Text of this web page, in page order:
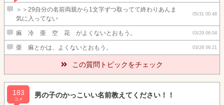
＞＞29自分の名前両親から1文字ずつ取ってて終わりあんま
気に入ってない
05/31 00:48
痳 冷 亜 空 花 がよくないとおもう。 03/29 06:04
亜 痳とかは、よくないとおもう。 03/28 06:21
この質問トピックをチェック
183
コメ
男の子のかっこいい名前教えてください！！